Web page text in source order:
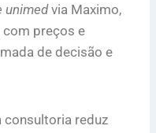
unimedvia Maximo,
com preços e
de decisão e
consultoria reduz